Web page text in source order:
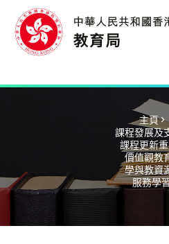
主頁 >
課程發展及
課程更新
價值觀教
學與教資
服務學